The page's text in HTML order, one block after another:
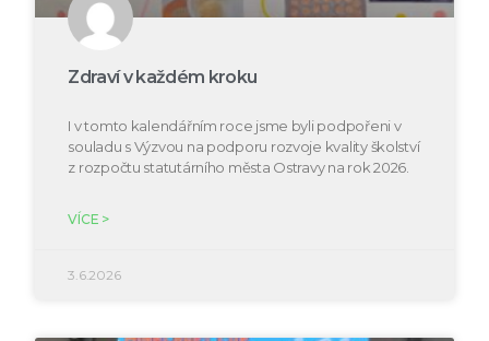
Zdraví v každém kroku
I v tomto kalendářním roce jsme byli podpořeni v
souladu s Výzvou na podporu rozvoje kvality školství
z rozpočtu statutárního města Ostravy na rok 2026.
VÍCE >
3.6.2026